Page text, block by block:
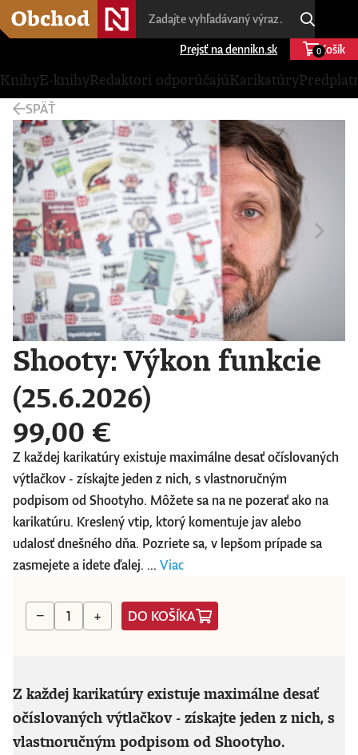
Prejsť na dennikn.sk Košík
0
KnihyE-knihyRedaktori odporúčajúKarikatúry
SPÄŤ
Shooty: Výkon funkcie
(25.6.2026)
99,00 €
Z každej karikatúry existuje maximálne desať očíslovaných
výtlačkov - získajte jeden z nich, s vlastnoručným
podpisom od Shootyho. Môžete sa na ne pozerať ako na
karikatúru. Kreslený vtip, ktorý komentuje jav alebo
udalosť dnešného dňa. Pozriete sa, v lepšom prípade sa
zasmejete a idete ďalej. ... Viac
− + DO KOŠÍKA
Z každej karikatúry existuje maximálne desať
očíslovaných výtlačkov - získajte jeden z nich, s
vlastnoručným podpisom od Shootyho.